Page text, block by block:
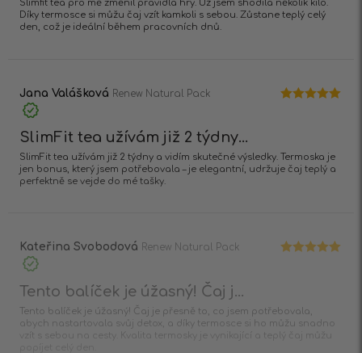
Slimfit tea pro mě změnil pravidla hry. Už jsem shodila několik kilo.
Díky termosce si můžu čaj vzít kamkoli s sebou. Zůstane teplý celý
den, což je ideální během pracovních dnů.
Jana Valášková Renew Natural Pack
SlimFit tea užívám již 2 týdny...
SlimFit tea užívám již 2 týdny a vidím skutečné výsledky. Termoska je
jen bonus, který jsem potřebovala – je elegantní, udržuje čaj teplý a
perfektně se vejde do mé tašky.
Kateřina Svobodová Renew Natural Pack
Tento balíček je úžasný! Čaj j...
Tento balíček je úžasný! Čaj je přesně to, co jsem potřebovala,
abych nastartovala svůj detox, a díky termosce si ho můžu snadno
vzít s sebou na cesty. Kvalita termosky je vynikající a teplý čaj můžu